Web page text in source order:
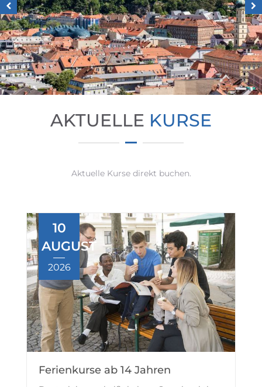
AKTUELLE KURSE
Aktuelle Kurse direkt buchen.
Ferienkurse ab 14 Jahren
10
AUGUST
2026